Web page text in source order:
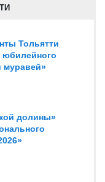
Тольятти
юбилейного
муравей»
долины»